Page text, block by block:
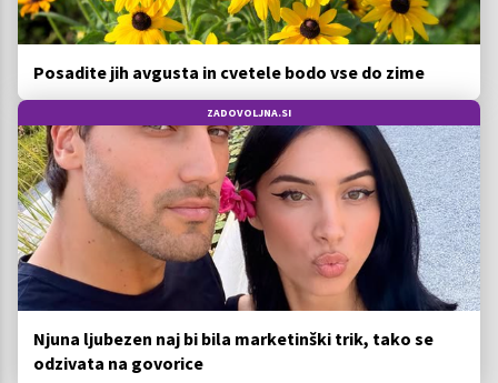
Posadite jih avgusta in cvetele bodo vse do zime
ZADOVOLJNA.SI
Njuna ljubezen naj bi bila marketinški trik, tako se
odzivata na govorice